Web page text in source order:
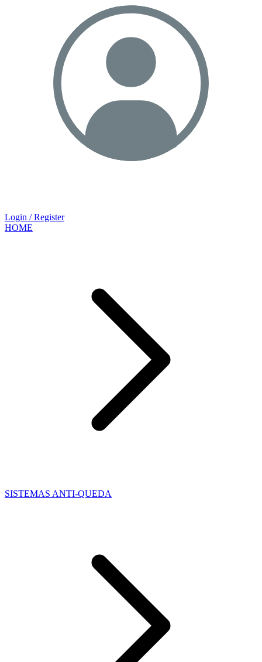
Login / Register
HOME
SISTEMAS ANTI-QUEDA